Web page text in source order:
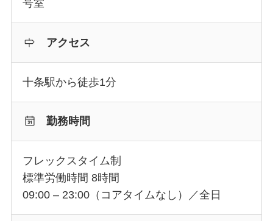
号室
アクセス
十条駅から徒歩1分
勤務時間
フレックスタイム制
標準労働時間 8時間
09:00 – 23:00（コアタイムなし）／全日